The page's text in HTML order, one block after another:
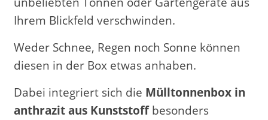
Ihrem Blickfeld verschwinden.
Weder Schnee, Regen noch Sonne können
diesen in der Box etwas anhaben.
Dabei integriert sich die Mülltonnenbox in
anthrazit aus Kunststoffbesonders